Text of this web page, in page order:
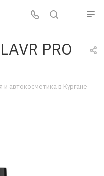
PRO
и автокосметика в Кургане